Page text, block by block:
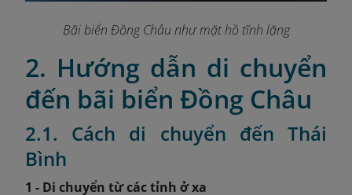
Bãi biển Đồng Châu như mặt hồ tĩnh lặng
2. Hướng dẫn di chuyển
đến bãi biển Đồng Châu
2.1. Cách di chuyển đến Thái
Bình
1 - Di chuyển từ các tỉnh ở xa